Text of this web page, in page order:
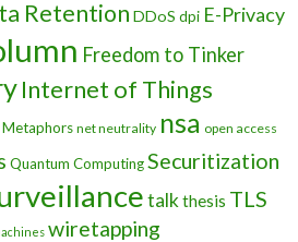
Retention DDoS dpi E-Privacy
Freedom to Tinker
Internet of Things
Metaphors net neutrality nsa open access
Quantum ComputingSecuritization
talk thesis TLS
wiretapping